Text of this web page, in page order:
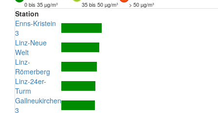
0 bis 35 µg/m³
35 bis 50 µg/m³ > 50 µg/m³
Station
Enns-Kristein
3
Linz-Neue
Welt
Linz-
Römerberg
Linz-24er-
Turm
Gallneukirchen
3